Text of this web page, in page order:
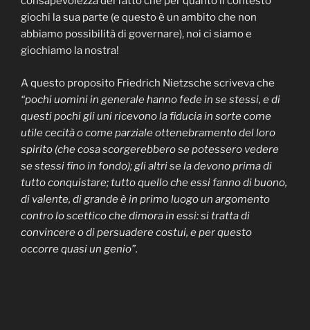
giochi la sua parte (e questo è un ambito che non
abbiamo possibilità di governare), noi ci siamo e
giochiamo la nostra!
A questo proposito Friedrich Nietzsche scriveva che
“pochi uomini in generale hanno fede in se stessi, e di
questi pochi gli uni ricevono la fiducia in sorte come
utile cecità o come parziale ottenebramento del loro
spirito (che cosa scorgerebbero se potessero vedere
se stessi fino in fondo); gli altri se la devono prima di
tutto conquistare; tutto quello che essi fanno di buono,
di valente, di grande è in primo luogo un argomento
contro lo scettico che dimora in essi: si tratta di
convincere o di persuadere costui, e per questo
occorre quasi un genio”.